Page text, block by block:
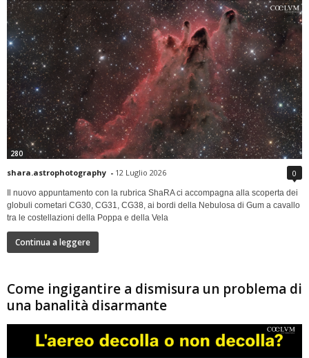
280
shara.astrophotography - 12 Luglio 2026 0
Il nuovo appuntamento con la rubrica ShaRA ci accompagna alla scoperta dei
globuli cometari CG30, CG31, CG38, ai bordi della Nebulosa di Gum a cavallo
tra le costellazioni della Poppa e della Vela
Continua a leggere
Come ingigantire a dismisura un problema di
una banalità disarmante